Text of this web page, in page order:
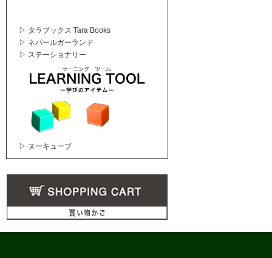
▷ タラブックス Tara Books
▷ ネパールガーランド
▷ ステーショナリー
▷ ヌーキューブ